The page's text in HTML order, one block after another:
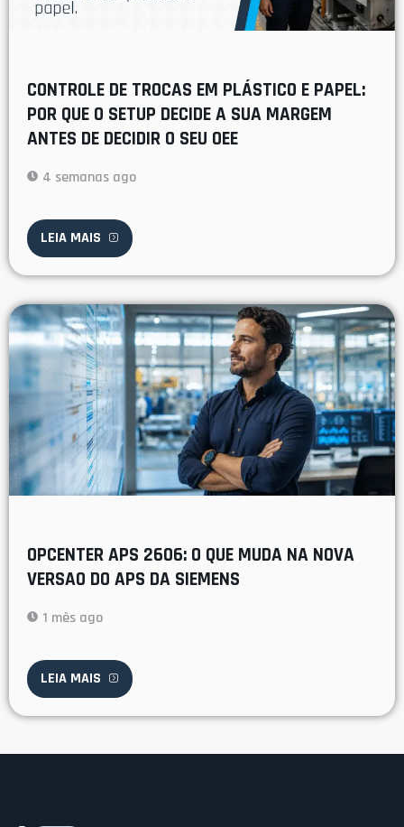
CONTROLE DE TROCAS EM PLÁSTICO E PAPEL:
POR QUE O SETUP DECIDE A SUA MARGEM
ANTES DE DECIDIR O SEU OEE
4 semanas ago
LEIA MAIS
OPCENTER APS 2606: O QUE MUDA NA NOVA
VERSAO DO APS DA SIEMENS
1 mês ago
LEIA MAIS